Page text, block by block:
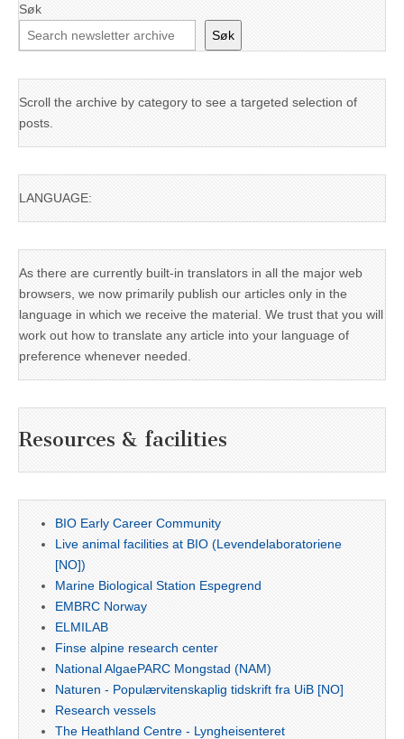
Søk
Søk
Scroll the archive by category to see a targeted selection of
posts.
LANGUAGE:
As there are currently built-in translators in all the major web
browsers, we now primarily publish our articles only in the
language in which we receive the material. We trust that you will
work out how to translate any article into your language of
preference whenever needed.
Resources & facilities
BIO Early Career Community
Live animal facilities at BIO (Levendelaboratoriene
[NO])
Marine Biological Station Espegrend
EMBRC Norway
ELMILAB
Finse alpine research center
National AlgaePARC Mongstad (NAM)
Naturen - Populærvitenskaplig tidskrift fra UiB [NO]
Research vessels
The Heathland Centre - Lyngheisenteret